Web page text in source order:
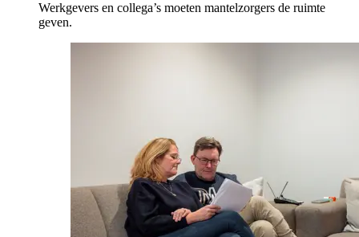
Werkgevers en collega’s moeten mantelzorgers de ruimte
geven.